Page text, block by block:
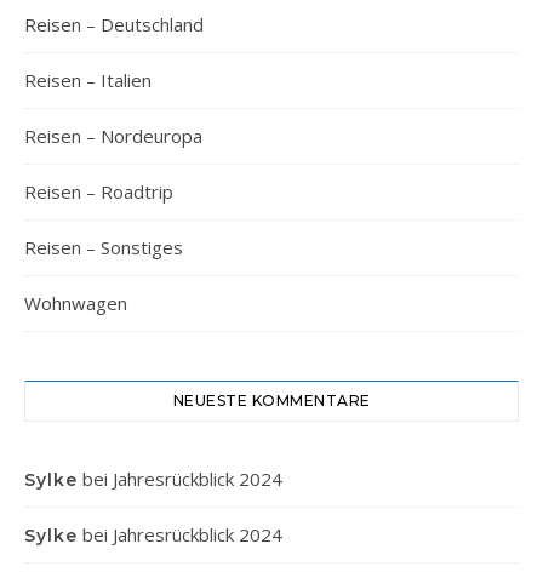
Reisen – Deutschland
Reisen – Italien
Reisen – Nordeuropa
Reisen – Roadtrip
Reisen – Sonstiges
Wohnwagen
NEUESTE KOMMENTARE
Sylke bei Jahresrückblick 2024
Sylke bei Jahresrückblick 2024